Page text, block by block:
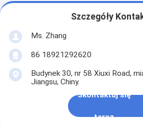
Szczegóły
Ms. Zhang
86 18921292620
Budynek 30, nr 58 Xiuxi Road,
Jiangsu, Chiny.
Skontaktuj się
teraz